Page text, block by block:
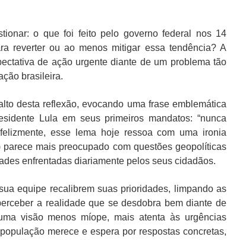
o que foi feito pelo governo federal nos 14
reverter ou ao menos mitigar essa tendência? A
de ação urgente diante de um problema tão
brasileira.
desta reflexão, evocando uma frase emblemática
Lula em seus primeiros mandatos: “nunca
esse lema hoje ressoa com uma ironia
mais preocupado com questões geopolíticas
enfrentadas diariamente pelos seus cidadãos.
equipe recalibrem suas prioridades, limpando as
a realidade que se desdobra bem diante de
visão menos míope, mais atenta às urgências
merece e espera por respostas concretas,